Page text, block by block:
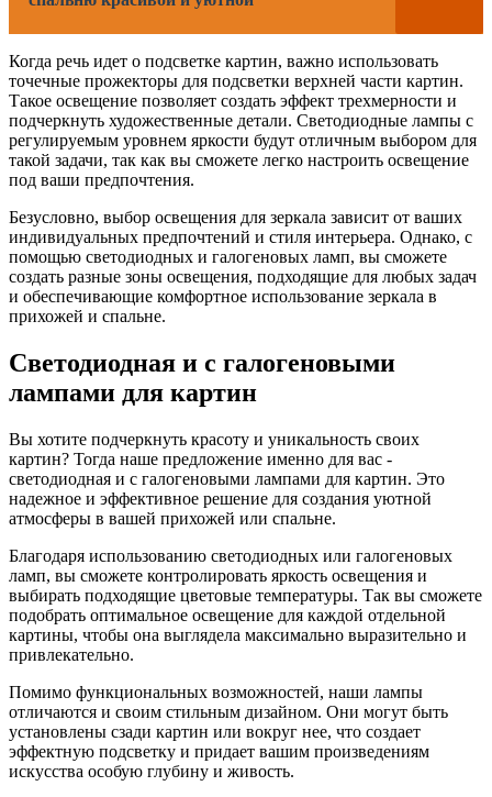
Когда речь идет о подсветке картин, важно использовать
точечные прожекторы для подсветки верхней части картин.
Такое освещение позволяет создать эффект трехмерности и
подчеркнуть художественные детали. Светодиодные лампы с
регулируемым уровнем яркости будут отличным выбором для
такой задачи, так как вы сможете легко настроить освещение
под ваши предпочтения.
Безусловно, выбор освещения для зеркала зависит от ваших
индивидуальных предпочтений и стиля интерьера. Однако, с
помощью светодиодных и галогеновых ламп, вы сможете
создать разные зоны освещения, подходящие для любых задач
и обеспечивающие комфортное использование зеркала в
прихожей и спальне.
Светодиодная и с галогеновыми
лампами для картин
Вы хотите подчеркнуть красоту и уникальность своих
картин? Тогда наше предложение именно для вас -
светодиодная и с галогеновыми лампами для картин. Это
надежное и эффективное решение для создания уютной
атмосферы в вашей прихожей или спальне.
Благодаря использованию светодиодных или галогеновых
ламп, вы сможете контролировать яркость освещения и
выбирать подходящие цветовые температуры. Так вы сможете
подобрать оптимальное освещение для каждой отдельной
картины, чтобы она выглядела максимально выразительно и
привлекательно.
Помимо функциональных возможностей, наши лампы
отличаются и своим стильным дизайном. Они могут быть
установлены сзади картин или вокруг нее, что создает
эффектную подсветку и придает вашим произведениям
искусства особую глубину и живость.